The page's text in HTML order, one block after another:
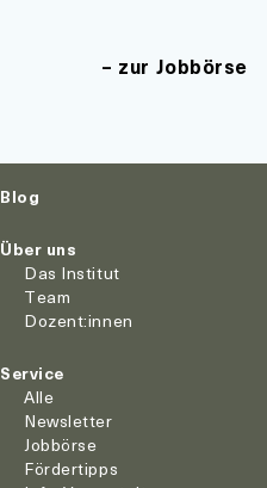
zur Jobbörse
Blog
Über uns
Das Institut
Team
Dozent:innen
Service
Alle
Newsletter
Jobbörse
Fördertipps